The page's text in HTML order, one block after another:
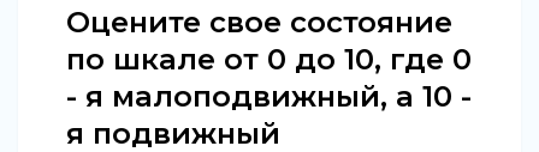
Оцените свое состояние
по шкале от 0 до 10, где 0
- я малоподвижный, а 10 -
я подвижный